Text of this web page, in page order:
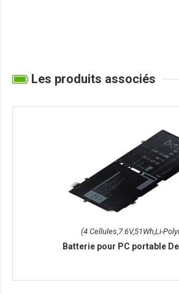
Les produits associés
(4 Cellules,7.6V,51Wh,Li-
Batterie pour PC portable